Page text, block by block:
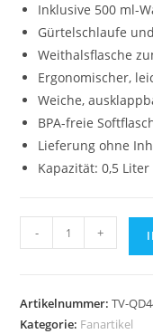
Inklusive 500 ml-
Gürtelschlaufe
Weithalsflasche
Ergonomischer,
Weiche,
BPA-freie
Lieferung ohne
Kapazität: 0,5 Liter
Trinkflasche
mit
Menge
- +
Artikelnummer:TV-
Kategorie: Fanartikel